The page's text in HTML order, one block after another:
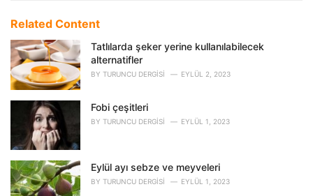
e
o
r
i
e
Related Content
Tatlılarda şeker yerine kullanılabilecek
alternatifler
BY TURUNCU DERGISI EYLÜL 2, 2023
Fobi çeşitleri
BY TURUNCU DERGISI EYLÜL 1, 2023
Eylül ayı sebze ve meyveleri
BY TURUNCU DERGISI EYLÜL 1, 2023